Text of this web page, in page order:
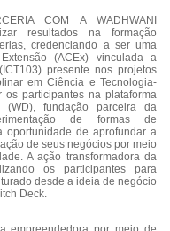
COM A WADHWANI
resultados na formação
credenciando a ser uma
(ACEx) vinculada a
presente nos projetos
em Ciência e Tecnologia-
os participantes na plataforma
(WD), fundação parceira da
de formas de
oportunidade de aprofundar a
de seus negócios por meio
A ação transformadora da
os participantes para
desde a ideia de negócio
Deck.